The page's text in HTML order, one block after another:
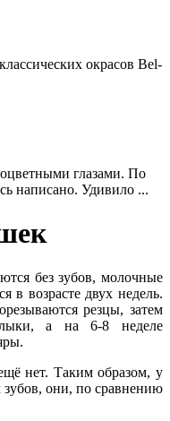
окрасов Bel-
глазами. По
написано. Удивило ...
без зубов, молочные
в возрасте двух недель.
резцы, затем
а на 6-8 неделе
нет. Таким образом, у
зубов, они, по сравнению